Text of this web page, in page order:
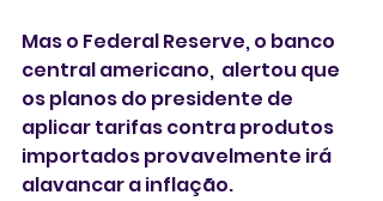
Mas o Federal Reserve, o banco
central americano,  alertou que
os planos do presidente de
aplicar tarifas contra produtos
importados provavelmente irá
alavancar a inflação.